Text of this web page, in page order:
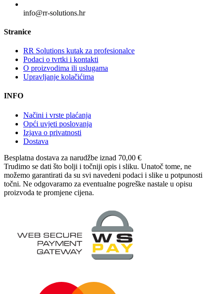
info@rr-solutions.hr
Stranice
RR Solutions kutak za profesionalce
Podaci o tvrtki i kontakti
O proizvodima ili uslugama
Upravljanje kolačićima
INFO
Načini i vrste plaćanja
Opći uvjeti poslovanja
Izjava o privatnosti
Dostava
Besplatna dostava za narudžbe iznad 70,00 €
Trudimo se dati što bolji i točniji opis i sliku. Unatoč tome, ne
možemo garantirati da su svi navedeni podaci i slike u potpunosti
točni. Ne odgovaramo za eventualne pogreške nastale u opisu
proizvoda te promjene cijena.